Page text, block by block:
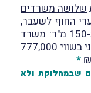
שלושה משרדים
ערי החוף לשעבר,
כאשר כל קומה היא בשטח של כ-150 מ"ר: משרד
אחד בשווי 832,500 ₪, משרד שני בשווי 777,000
*
שבמחלוקת ולא